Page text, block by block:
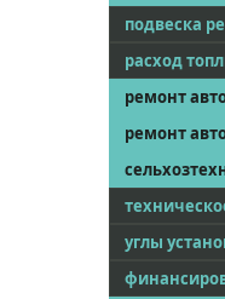
подвеска
расход
ремонт
ремонт
углы